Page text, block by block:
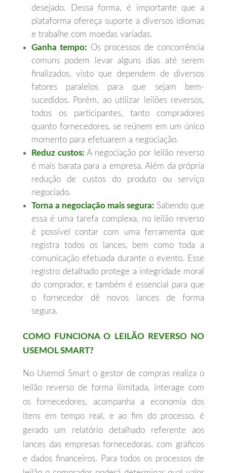
desejado. Dessa forma, é importante que a
plataforma ofereça suporte a diversos idiomas
e trabalhe com moedas variadas.
Ganha tempo: Os processos de concorrência
comuns podem levar alguns dias até serem
finalizados, visto que dependem de diversos
fatores paralelos para que sejam bem-
sucedidos. Porém, ao utilizar leilões reversos,
todos os participantes, tanto compradores
quanto fornecedores, se reúnem em um único
momento para efetuarem a negociação.
Reduz custos: A negociação por leilão reverso
é mais barata para a empresa. Além da própria
redução de custos do produto ou serviço
negociado.
Torna a negociação mais segura: Sabendo que
essa é uma tarefa complexa, no leilão reverso
é possível contar com uma ferramenta que
registra todos os lances, bem como toda a
comunicação efetuada durante o evento. Esse
registro detalhado protege a integridade moral
do comprador, e também é essencial para que
o fornecedor dê novos lances de forma
segura.
COMO FUNCIONA O LEILÃO REVERSO NO
USEMOL SMART?
No Usemol Smart o gestor de compras realiza o
leilão reverso de forma ilimitada, interage com
os fornecedores, acompanha a economia dos
itens em tempo real, e ao fim do processo, é
gerado um relatório detalhado referente aos
lances das empresas fornecedoras, com gráficos
e dados financeiros. Para todos os processos de